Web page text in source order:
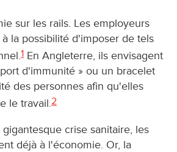
sur les rails. Les employeurs
la possibilité d'imposer de tels
1 En Angleterre, ils envisagent
d'immunité » ou un bracelet
des personnes afin qu'elles
le travail.2
crise sanitaire, les
déjà à l'économie. Or, la